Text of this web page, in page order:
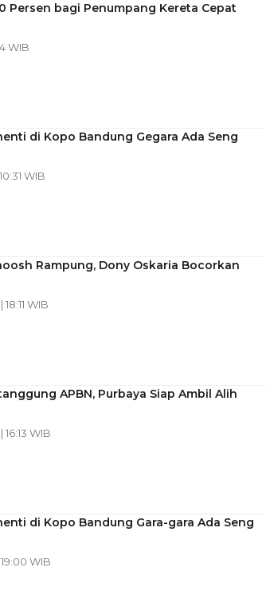
Persen bagi Penumpang Kereta Cepat
WIB
di Kopo Bandung Gegara Ada Seng
WIB
Rampung, Dony Oskaria Bocorkan
WIB
APBN, Purbaya Siap Ambil Alih
WIB
di Kopo Bandung Gara-gara Ada Seng
WIB